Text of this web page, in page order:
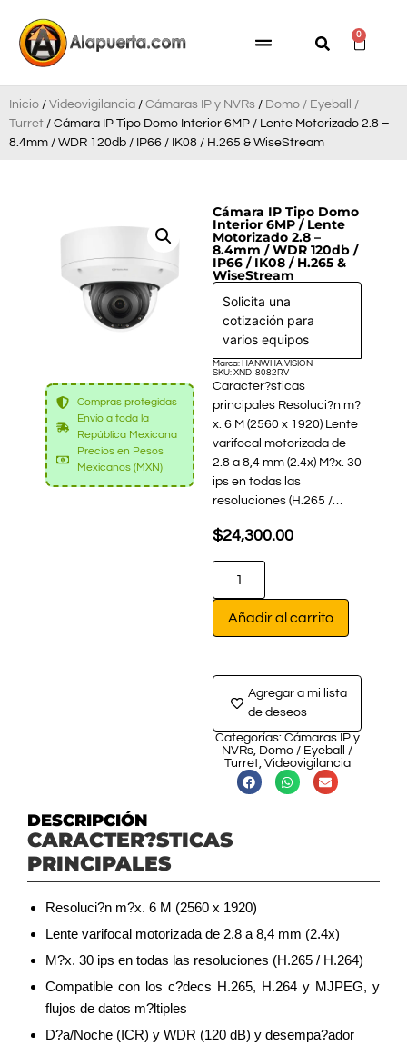
0
Inicio / Videovigilancia / Cámaras IP y NVRs / Domo / Eyeball /
Turret / Cámara IP Tipo Domo Interior 6MP / Lente Motorizado 2.8 –
8.4mm / WDR 120db / IP66 / IK08 / H.265 & WiseStream
Compras protegidas
Envío a toda la
República Mexicana
Precios en Pesos
Mexicanos (MXN)
Cámara IP Tipo Domo
Interior 6MP / Lente
Motorizado 2.8 –
8.4mm / WDR 120db /
IP66 / IK08 / H.265 &
WiseStream
Solicita una
cotización para
varios equipos
Marca: HANWHA VISION
SKU: XND-8082RV
Caracter?sticas
principales Resoluci?n m?
x. 6 M (2560 x 1920) Lente
varifocal motorizada de
2.8 a 8,4 mm (2.4x) M?x. 30
ips en todas las
resoluciones (H.265 /…
$24,300.00
Añadir al carrito
Agregar a mi lista
de deseos
Categorías: Cámaras IP y
NVRs, Domo / Eyeball /
Turret, Videovigilancia
DESCRIPCIÓN
CARACTER?STICAS
PRINCIPALES
Resoluci?n m?x. 6 M (2560 x 1920)
Lente varifocal motorizada de 2.8 a 8,4 mm (2.4x)
M?x. 30 ips en todas las resoluciones (H.265 / H.264)
Compatible con los c?decs H.265, H.264 y MJPEG, y
flujos de datos m?ltiples
D?a/Noche (ICR) y WDR (120 dB) y desempa?ador